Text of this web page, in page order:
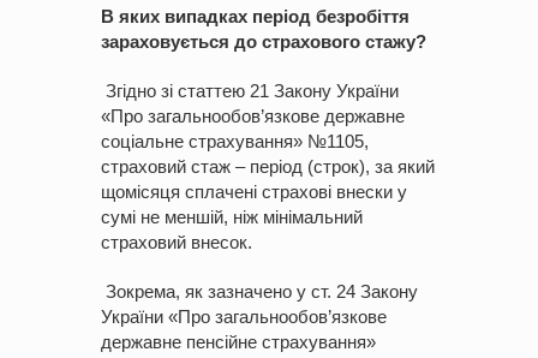
В яких випадках період безробіття
зараховується до страхового стажу?
Згідно зі статтею 21 Закону України
«Про загальнообов’язкове державне
соціальне страхування» №1105,
страховий стаж – період (строк), за який
щомісяця сплачені страхові внески у
сумі не меншій, ніж мінімальний
страховий внесок.
Зокрема, як зазначено у ст. 24 Закону
України «Про загальнообов’язкове
державне пенсійне страхування»